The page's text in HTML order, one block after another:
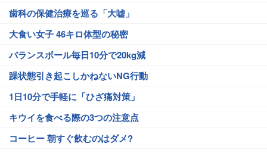
歯科の保健治療を巡る「大嘘」
大食い女子 46キロ体型の秘密
バランスボール毎日10分で20kg減
躁状態引き起こしかねないNG行動
1日10分で手軽に「ひざ痛対策」
キウイを食べる際の3つの注意点
コーヒー 朝すぐ飲むのはダメ?